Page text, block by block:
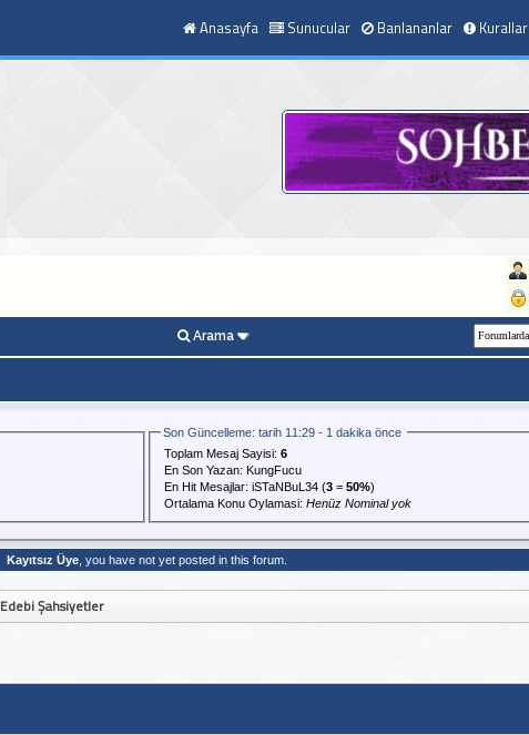
Anasayfa Sunucular Banlananlar Kurallar
Arama
Son Güncelleme: tarih 11:29 - 1 dakika önce
Toplam Mesaj Sayisi: 6
En Son Yazan: KungFucu
En Hit Mesajlar: iSTaNBuL34(3= 50%)
Ortalama Konu Oylamasi: Henüz Nominal yok
Kayıtsız Üye, you have not yet posted in this forum.
Edebi Şahsiyetler